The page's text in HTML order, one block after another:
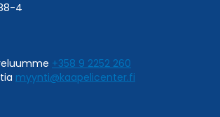
4
+358 9 2252 260
myynti@kaapelicenter.fi